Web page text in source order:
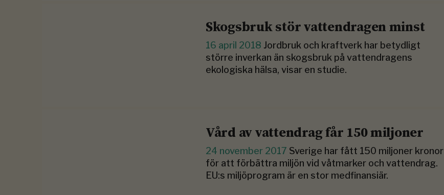
Skogsbruk stör vattendragen minst
16 april 2018 Jordbruk och kraftverk har betydligt
större inverkan än skogsbruk på vattendragens
ekologiska hälsa, visar en studie.
Vård av vattendrag får 150 miljoner
24 november 2017 Sverige har fått 150 miljoner kronor
för att förbättra miljön vid våtmarker och vattendrag.
EU:s miljöprogram är en stor medfinansiär.